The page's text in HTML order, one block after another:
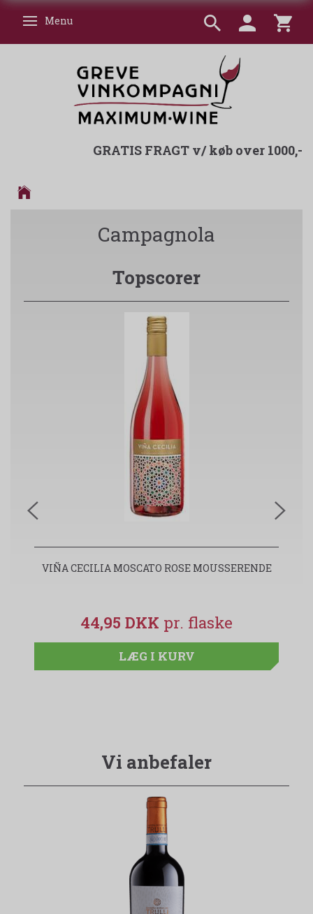
Skifte navigation
Menu
GRATIS FRAGT v/ køb over 1000,-
Campagnola
Topscorer
VIÑA CECILIA MOSCATO ROSE MOUSSERENDE
44,95 DKK
LÆG I KURV
Vi anbefaler